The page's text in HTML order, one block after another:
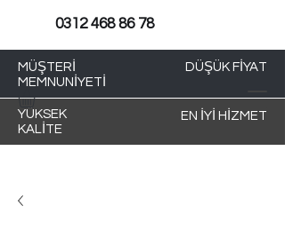
MÜŞTERİ
MEMNUNİYETİ
DÜŞÜK FİYAT
YÜKSEK
KALİTE
EN İYİ HİZMET
0312 468 86 78